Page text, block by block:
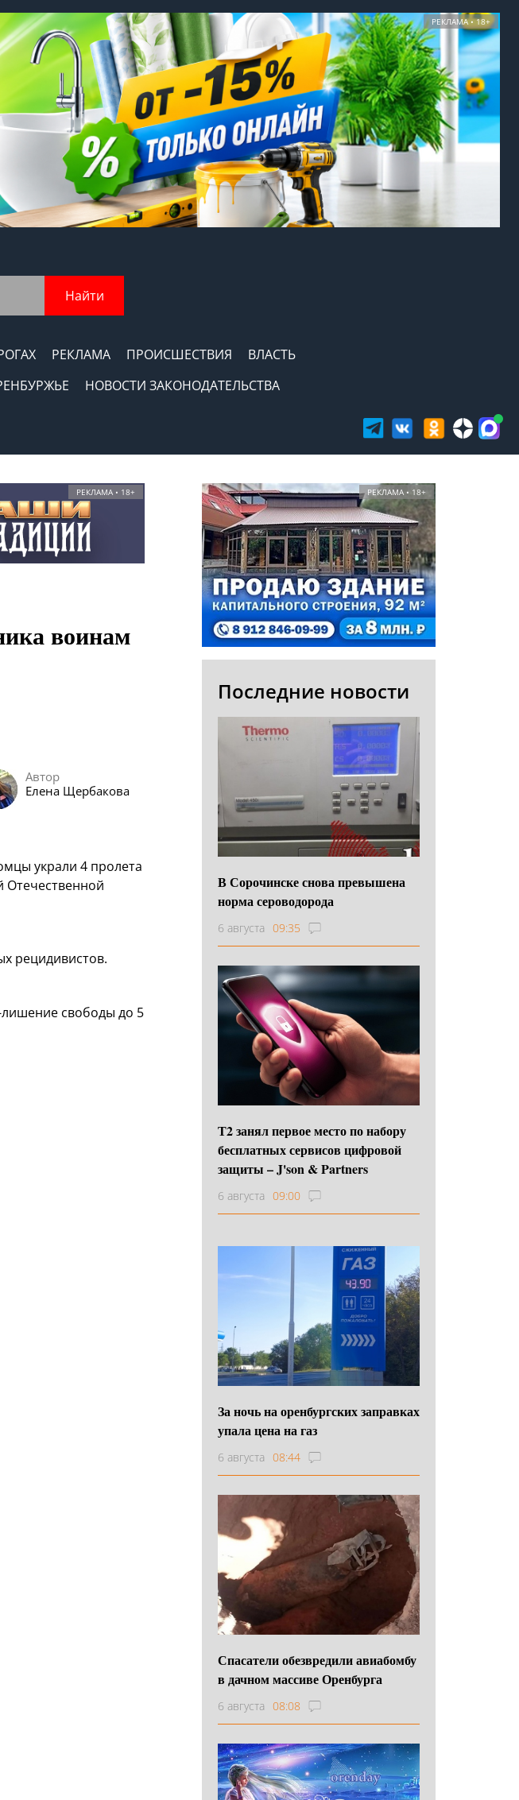
РЕКЛАМА • 18+
Найти
РЕКЛАМА ПРОИСШЕСТВИЯ
ВЛАСТЬ
НОВОСТИ ЗАКОНОДАТЕЛЬСТВА
РЕКЛАМА • 18+
воинам
Автор
Елена Щербакова
украли 4 пролета
Отечественной
рецидивистов.
лишение свободы до 5
РЕКЛАМА • 18+
Последние новости
В Сорочинске снова превышена
норма сероводорода
6 августа 09:35
Т2 занял первое место по набору
бесплатных сервисов цифровой
защиты – J'son & Partners
6 августа 09:00
За ночь на оренбургских заправках
упала цена на газ
6 августа 08:44
Спасатели обезвредили авиабомбу
в дачном массиве Оренбурга
6 августа 08:08